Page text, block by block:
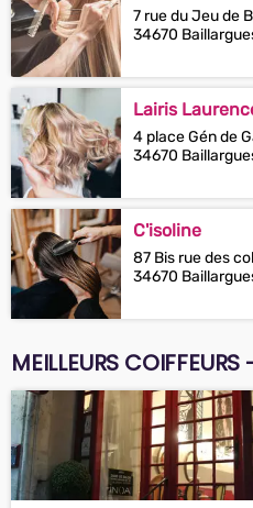
7 rue du Jeu de
34670
Lairis
4 place Gén de
34670
C'isoline
87 Bis rue des
34670
MEILLEURS COIFFEURS